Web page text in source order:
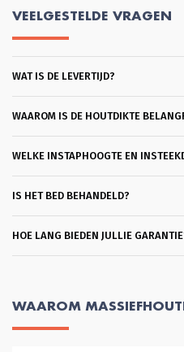
te ervaren. Ik trof een
verkoper Glenn die,
totdat je helemaal
heel mooi bed Bergen.
gebracht konden
een matras had. Wat
professionele hulp en
en klantgerichtheid,
met je mooie bedrijf!
VEELGESTELDE VRAGEN
WAT IS DE LEVERTIJD?
WAAROM IS DE HOUTDIKTE
WELKE INSTAPHOOGTE EN
IS HET BED BEHANDELD?
HOE LANG BIEDEN JULLIE
WAAROM